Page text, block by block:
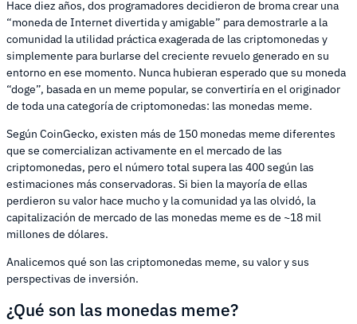
Hace diez años, dos programadores decidieron de broma crear una
“moneda de Internet divertida y amigable” para demostrarle a la
comunidad la utilidad práctica exagerada de las criptomonedas y
simplemente para burlarse del creciente revuelo generado en su
entorno en ese momento. Nunca hubieran esperado que su moneda
“doge”, basada en un meme popular, se convertiría en el originador
de toda una categoría de criptomonedas: las monedas meme.
Según CoinGecko, existen más de 150 monedas meme diferentes
que se comercializan activamente en el mercado de las
criptomonedas, pero el número total supera las 400 según las
estimaciones más conservadoras. Si bien la mayoría de ellas
perdieron su valor hace mucho y la comunidad ya las olvidó, la
capitalización de mercado de las monedas meme es de ~18 mil
millones de dólares.
Analicemos qué son las criptomonedas meme, su valor y sus
perspectivas de inversión.
¿Qué son las monedas meme?